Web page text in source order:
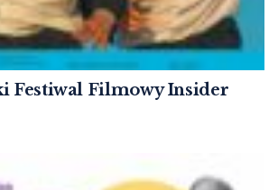
Festiwal Filmowy Insider